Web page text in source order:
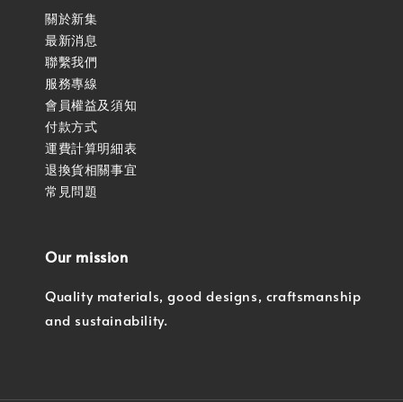
關於新集
最新消息
聯繫我們
服務專線
會員權益及須知
付款方式
運費計算明細表
退換貨相關事宜
常見問題
Our mission
Quality materials, good designs, craftsmanship
and sustainability.